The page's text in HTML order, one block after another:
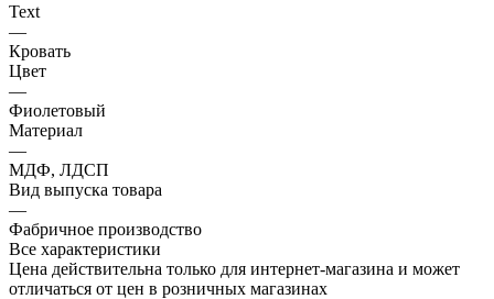
Text
—
Кровать
Цвет
—
Фиолетовый
Материал
—
МДФ, ЛДСП
Вид выпуска товара
—
Фабричное производство
Все характеристики
Цена действительна только для интернет-магазина и может
отличаться от цен в розничных магазинах